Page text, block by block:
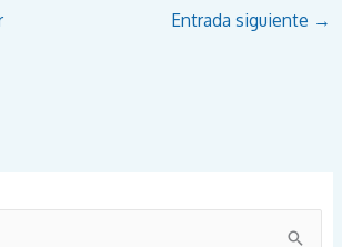
Entrada siguiente →